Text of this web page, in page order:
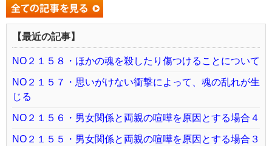
【最近の記事】
NO２１５８・ほかの魂を殺したり傷つけることについて
NO２１５７・思いがけない衝撃によって、魂の乱れが生
じる
NO２１５６・男女関係と両親の喧嘩を原因とする場合４
NO２１５５・男女関係と両親の喧嘩を原因とする場合３